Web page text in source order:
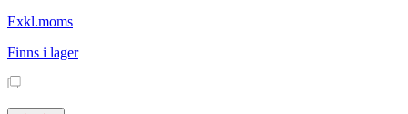
Exkl.moms
Finns i lager